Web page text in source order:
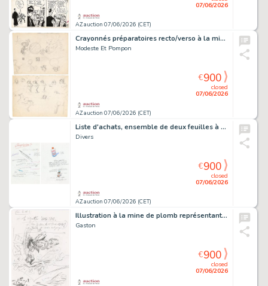
AZ auction 07/06/2026 (CET)
07/06/2026
Crayonnés préparatoires recto/verso à la mine…
Modeste Et Pompon
AZ auction 07/06/2026 (CET)
closed
07/06/2026
€900
Liste d'achats, ensemble de deux feuilles à la…
Divers
AZ auction 07/06/2026 (CET)
closed
07/06/2026
€900
Illustration à la mine de plomb représentant un…
Gaston
closed
07/06/2026
€900